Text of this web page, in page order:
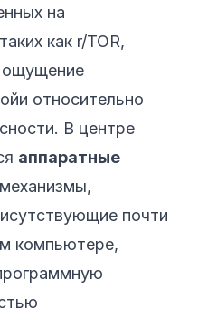
на
как r/TOR,
ощущение
относительно
В центре
аппаратные
почти
компьютере,